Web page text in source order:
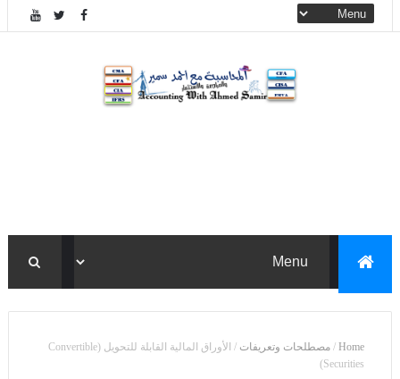
Home
/ مصطلحات وتعريفات /
الأوراق المالية القابلة للتحويل (Convertible
Securities)